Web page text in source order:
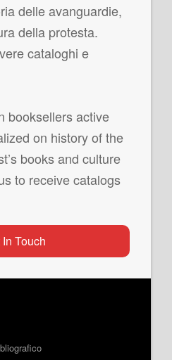
delle avanguardie,
della protesta.
cataloghi e
booksellers active
on history of the
books and culture
to receive catalogs
Touch